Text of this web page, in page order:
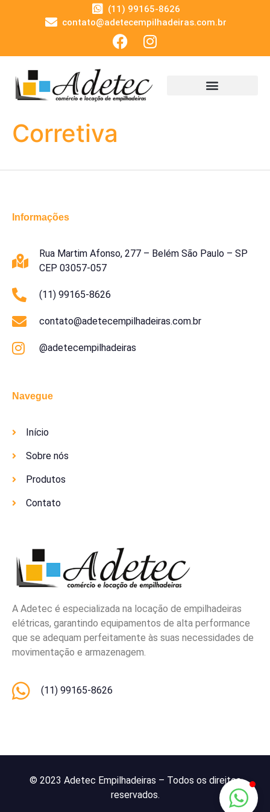
(11) 99165-8626
contato@adetecempilhadeiras.com.br
Corretiva
A Adetec é especializada na locação de empilhadeiras
elétricas, garantindo equipamentos de alta performance
que se adequam perfeitamente às suas necessidades de
movimentação e armazenagem.
(11) 99165-8626
Navegue
Início
Sobre nós
Produtos
Contato
Informações
Rua Martim Afonso, 277 – Belém São Paulo – SP
CEP 03057-057
(11) 99165-8626
contato@adetecempilhadeiras.com.br
@adetecempilhadeiras
© 2023 Adetec Empilhadeiras – Todos os direitos
reservados.